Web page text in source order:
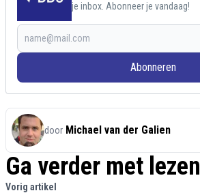
je inbox. Abonneer je vandaag!
Abonneren
door Michael van der Galien
Ga verder met lezen
Vorig artikel